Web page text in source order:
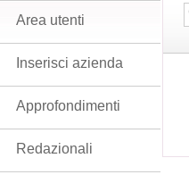
Area utenti
Inserisci azienda
Approfondimenti
Redazionali